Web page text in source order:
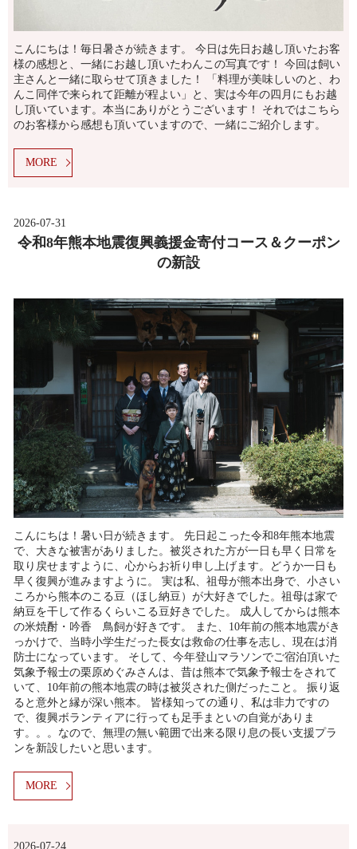
こんにちは！毎日暑さが続きます。 今日は先日お越し頂いたお客
様の感想と、一緒にお越し頂いたわんこの写真です！ 今回は飼い
主さんと一緒に取らせて頂きました！ 「料理が美味しいのと、わ
んこ同伴で来られて距離が程よい」と、実は今年の四月にもお越
し頂いています。本当にありがとうございます！ それではこちら
のお客様から感想も頂いていますので、一緒にご紹介します。
MORE
2026-07-31
令和8年熊本地震復興義援金寄付コース＆クーポン
の新設
こんにちは！暑い日が続きます。 先日起こった令和8年熊本地震
で、大きな被害がありました。被災された方が一日も早く日常を
取り戻せますように、心からお祈り申し上げます。どうか一日も
早く復興が進みますように。 実は私、祖母が熊本出身で、小さい
ころから熊本のこる豆（ほし納豆）が大好きでした。祖母は家で
納豆を干して作るくらいこる豆好きでした。 成人してからは熊本
の米焼酎・吟香 鳥飼が好きです。 また、10年前の熊本地震がき
っかけで、当時小学生だった長女は救命の仕事を志し、現在は消
防士になっています。 そして、今年登山マラソンでご宿泊頂いた
気象予報士の栗原めぐみさんは、昔は熊本で気象予報士をされて
いて、10年前の熊本地震の時は被災された側だったこと。 振り返
ると意外と縁が深い熊本。 皆様知っての通り、私は非力ですの
で、復興ボランティアに行っても足手まといの自覚がありま
す。。。なので、無理の無い範囲で出来る限り息の長い支援プラ
ンを新設したいと思います。
MORE
2026-07-24